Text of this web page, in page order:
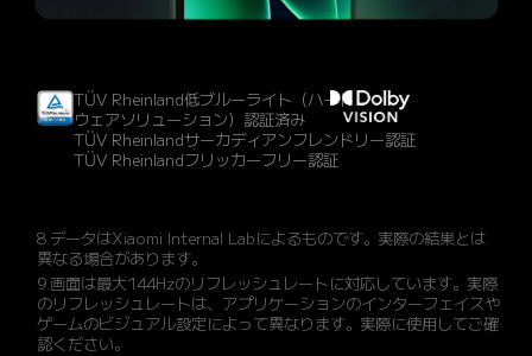
TÜV Rheinland低ブルーライト（ハード
ウェアソリューション）認証済み
TÜV Rheinlandサーカディアンフレンドリー認証
TÜV Rheinlandフリッカーフリー認証
8.データはXiaomi Internal Labによるものです。実際の結果とは
異なる場合があります。
9.画面は最大144Hzのリフレッシュレートに対応しています。実際
のリフレッシュレートは、アプリケーションのインターフェイスや
ゲームのビジュアル設定によって異なります。実際に使用してご確
認ください。